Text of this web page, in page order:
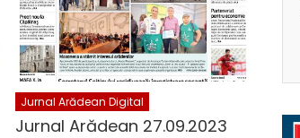
Jurnal Arădean Digital
Jurnal Arădean 27.09.2023
Jurnal Arădean 06.08.2026